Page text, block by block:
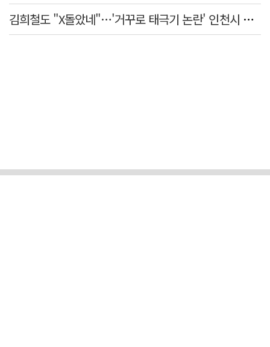
김희철도 "X돌았네"…'거꾸로 태극기 논란' 인천시 현수막, 이틀 만에 철거